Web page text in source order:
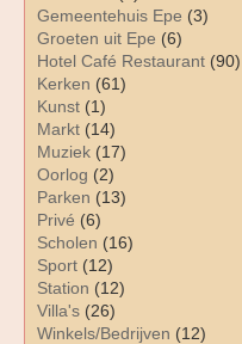
Gemeentehuis Epe (3)
Groeten uit Epe (6)
Hotel Café Restaurant (90)
Kerken (61)
Kunst (1)
Markt (14)
Muziek (17)
Oorlog (2)
Parken (13)
Privé (6)
Scholen (16)
Sport (12)
Station (12)
Villa's (26)
Winkels/Bedrijven (12)